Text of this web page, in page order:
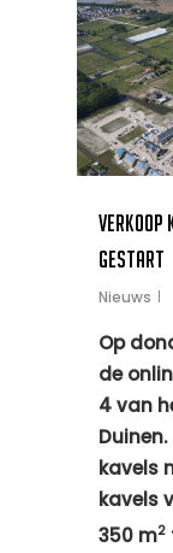
Verkoop
gestart
Nieuws
Op
de
4 van
kavels
kavels
350 m2